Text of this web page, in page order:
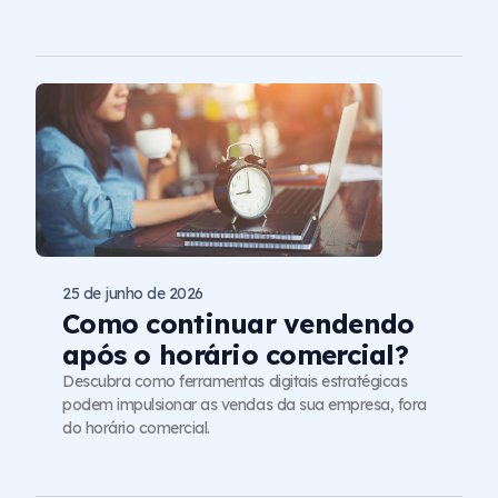
Como continuar vendendo
após o horário comercial?
25 de junho de 2026
Descubra como ferramentas digitais estratégicas
podem impulsionar as vendas da sua empresa, fora
do horário comercial.